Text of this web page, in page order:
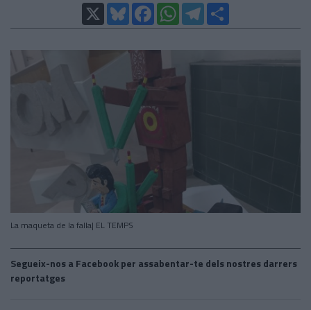
X
BlueskyFacebookWhatsAppTelegram
La maqueta de la falla| EL TEMPS
Segueix-nos a Facebook per assabentar-te dels nostres darrers
reportatges